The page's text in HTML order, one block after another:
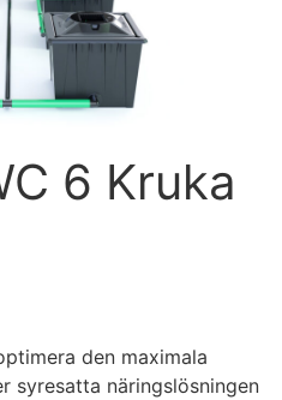
6 Kruka
den maximala
syresatta näringslösningen